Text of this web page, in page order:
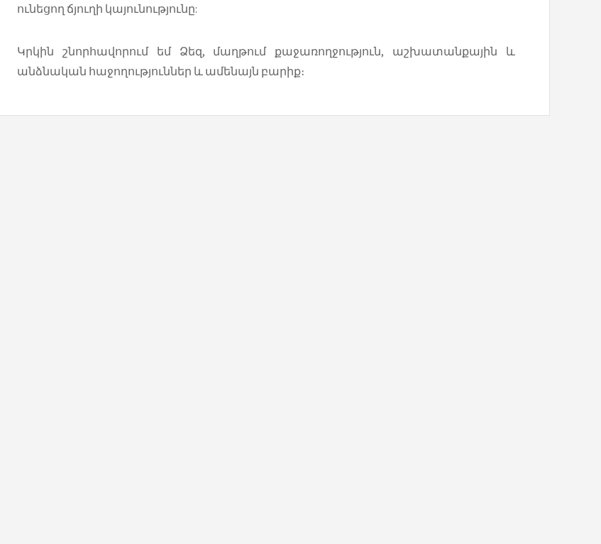
ունեցող ճյուղի կայունությունը:
Կրկին շնորհավորում եմ Ձեզ, մաղթում քաջառողջություն, աշխատանքային և
անձնական հաջողություններ և ամենայն բարիք։